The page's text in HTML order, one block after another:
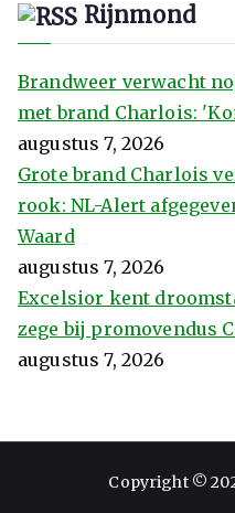
Rijnmond
Brandweer verwacht
met brand Charlois:
augustus 7, 2026
Grote brand Charlois
rook: NL-Alert
Waard
augustus 7, 2026
Excelsior kent
zege bij promovendus
augustus 7, 2026
Copyright ©